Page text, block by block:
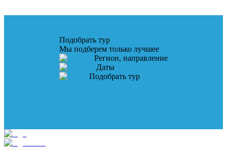
Подобрать тур
Мы подберем только лучшее
Регион, направление
Даты
Подобрать тур